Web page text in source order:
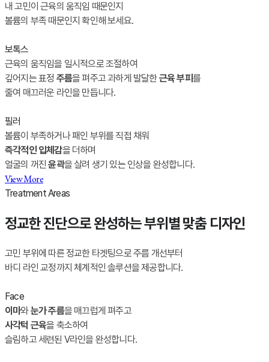
내 고민이 근육의 움직임 때문인지
볼륨의 부족 때문인지 확인해 보세요.
보톡스
근육의 움직임을 일시적으로 조절하여
깊어지는 표정 주름을 펴주고 과하게 발달한근육 부피를
줄여 매끄러운 라인을 만듭니다.
필러
볼륨이 부족하거나 패인 부위를 직접 채워
즉각적인 입체감을 더하며
얼굴의 꺼진윤곽을 살려 생기 있는 인상을 완성합니다.
View More
Treatment Areas
정교한 진단으로 완성하는 부위별 맞춤 디자인
고민 부위에 따른 정교한 타겟팅으로 주름 개선부터
바디 라인 교정까지 체계적인 솔루션을 제공합니다.
Face
이마와눈가 주름을 매끄럽게 펴주고
사각턱 근육을 축소하여
슬림하고 세련된 V라인을 완성합니다.